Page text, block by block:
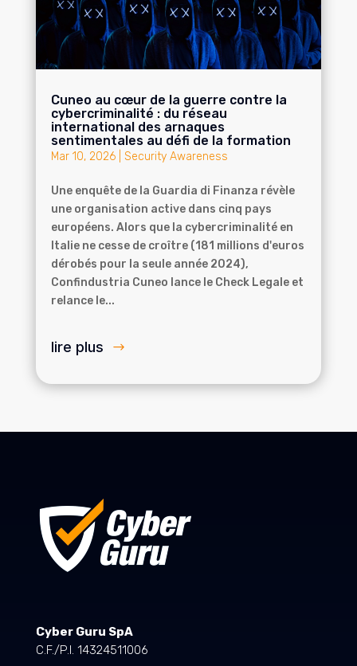
Cuneo au cœur de la guerre contre la
cybercriminalité : du réseau
international des arnaques
sentimentales au défi de la formation
Mar 10, 2026| Security Awareness
Une enquête de la Guardia di Finanza révèle
une organisation active dans cinq pays
européens. Alors que la cybercriminalité en
Italie ne cesse de croître (181 millions d'euros
dérobés pour la seule année 2024),
Confindustria Cuneo lance le Check Legale et
relance le...
lire plus
Cyber Guru SpA
C.F./P.I. 14324511006